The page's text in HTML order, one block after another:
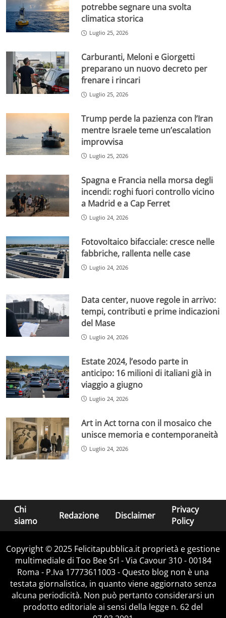
potrebbe segnare una svolta
climatica storica
Luglio 25, 2026
Carburanti, Meloni e Giorgetti
preparano un nuovo decreto per
frenare i rincari
Luglio 25, 2026
Trump perde la pazienza con l’Iran
mentre Israele teme un’escalation
improvvisa
Luglio 25, 2026
Spagna e Francia nella morsa degli
incendi: roghi fuori controllo vicino
a Madrid e a Cap Ferret
Luglio 24, 2026
Fotovoltaico bifacciale: cresce nelle
fabbriche, rallenta nelle case
Luglio 24, 2026
Data center, nuove regole in arrivo:
tempi, contributi e prime indicazioni
del Mase
Luglio 24, 2026
Estate 2024, l’esodo parte in
anticipo: 16 milioni di italiani già in
viaggio a giugno
Luglio 24, 2026
Art in Act torna con il mosaico che
unisce memoria e contemporaneità
Luglio 24, 2026
Chi
siamo
Redazione Disclaimer
Privacy
Policy
Copyright © 2025 Felicitapubblica.it proprietà e gestione
multimediale di Too Bee Srl - Via Cavour 310 - 00184
Roma - P.Iva 17773611003 - Questo blog non è una
testata giornalistica, in quanto viene aggiornato senza
alcuna periodicità. Non può pertanto considerarsi un
prodotto editoriale ai sensi della legge n. 62 del